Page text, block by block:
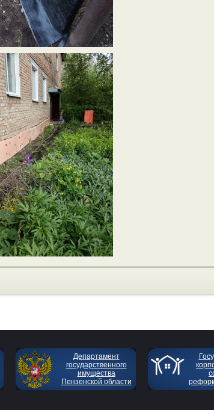
Департамент
государственного
имущества
Пензенской области